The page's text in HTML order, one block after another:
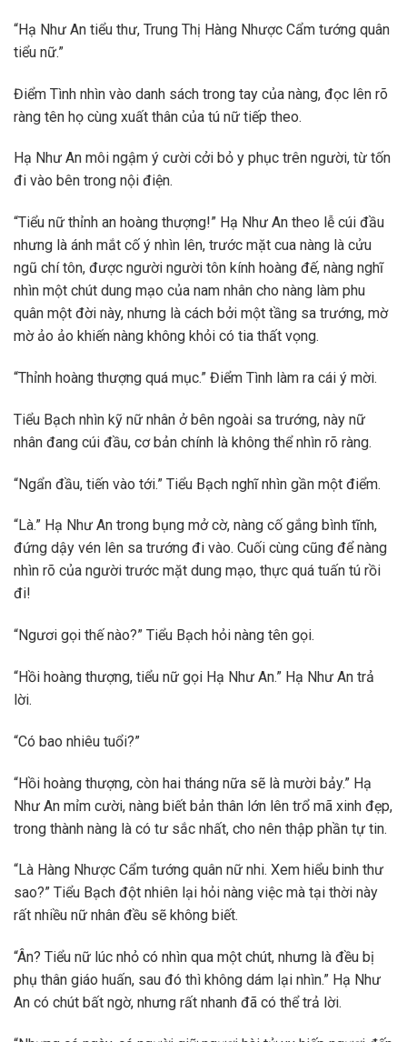
“Hạ Như An tiểu thư, Trung Thị Hàng Nhược Cẩm tướng quân
tiểu nữ.”
Điểm Tình nhìn vào danh sách trong tay của nàng, đọc lên rõ
ràng tên họ cùng xuất thân của tú nữ tiếp theo.
Hạ Như An môi ngậm ý cười cởi bỏ y phục trên người, từ tốn
đi vào bên trong nội điện.
“Tiểu nữ thỉnh an hoàng thượng!” Hạ Như An theo lễ cúi đầu
nhưng là ánh mắt cố ý nhìn lên, trước mặt cua nàng là cửu
ngũ chí tôn, được người người tôn kính hoàng đế, nàng nghĩ
nhìn một chút dung mạo của nam nhân cho nàng làm phu
quân một đời này, nhưng là cách bởi một tầng sa trướng, mờ
mờ ảo ảo khiến nàng không khỏi có tia thất vọng.
“Thỉnh hoàng thượng quá mục.” Điểm Tình làm ra cái ý mời.
Tiểu Bạch nhìn kỹ nữ nhân ở bên ngoài sa trướng, này nữ
nhân đang cúi đầu, cơ bản chính là không thể nhìn rõ ràng.
“Ngẩn đầu, tiến vào tới.” Tiểu Bạch nghĩ nhìn gần một điểm.
“Là.” Hạ Như An trong bụng mở cờ, nàng cố gắng bình tĩnh,
đứng dậy vén lên sa trướng đi vào. Cuối cùng cũng để nàng
nhìn rõ của người trước mặt dung mạo, thực quá tuấn tú rồi
đi!
“Ngươi gọi thế nào?” Tiểu Bạch hỏi nàng tên gọi.
“Hồi hoàng thượng, tiểu nữ gọi Hạ Như An.” Hạ Như An trả
lời.
“Có bao nhiêu tuổi?”
“Hồi hoàng thượng, còn hai tháng nữa sẽ là mười bảy.” Hạ
Như An mỉm cười, nàng biết bản thân lớn lên trổ mã xinh đẹp,
trong thành nàng là có tư sắc nhất, cho nên thập phần tự tin.
“Là Hàng Nhược Cẩm tướng quân nữ nhi. Xem hiểu binh thư
sao?” Tiểu Bạch đột nhiên lại hỏi nàng việc mà tại thời này
rất nhiều nữ nhân đều sẽ không biết.
“Ân? Tiểu nữ lúc nhỏ có nhìn qua một chút, nhưng là đều bị
phụ thân giáo huấn, sau đó thì không dám lại nhìn.” Hạ Như
An có chút bất ngờ, nhưng rất nhanh đã có thể trả lời.